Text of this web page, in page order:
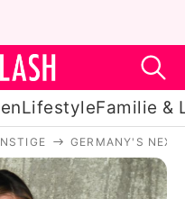
LifestyleFamilie &
GERMANY'S NEXT